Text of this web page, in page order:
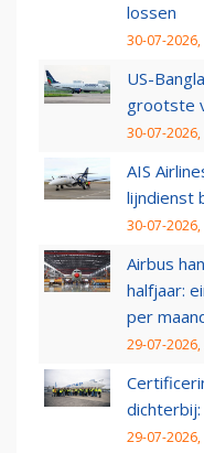
lossen
30-07-2026,
US-
grootste
30-07-2026,
AIS
lijndienst
30-07-2026,
Airbus
halfjaar:
per
29-07-2026,
29-07-2026,